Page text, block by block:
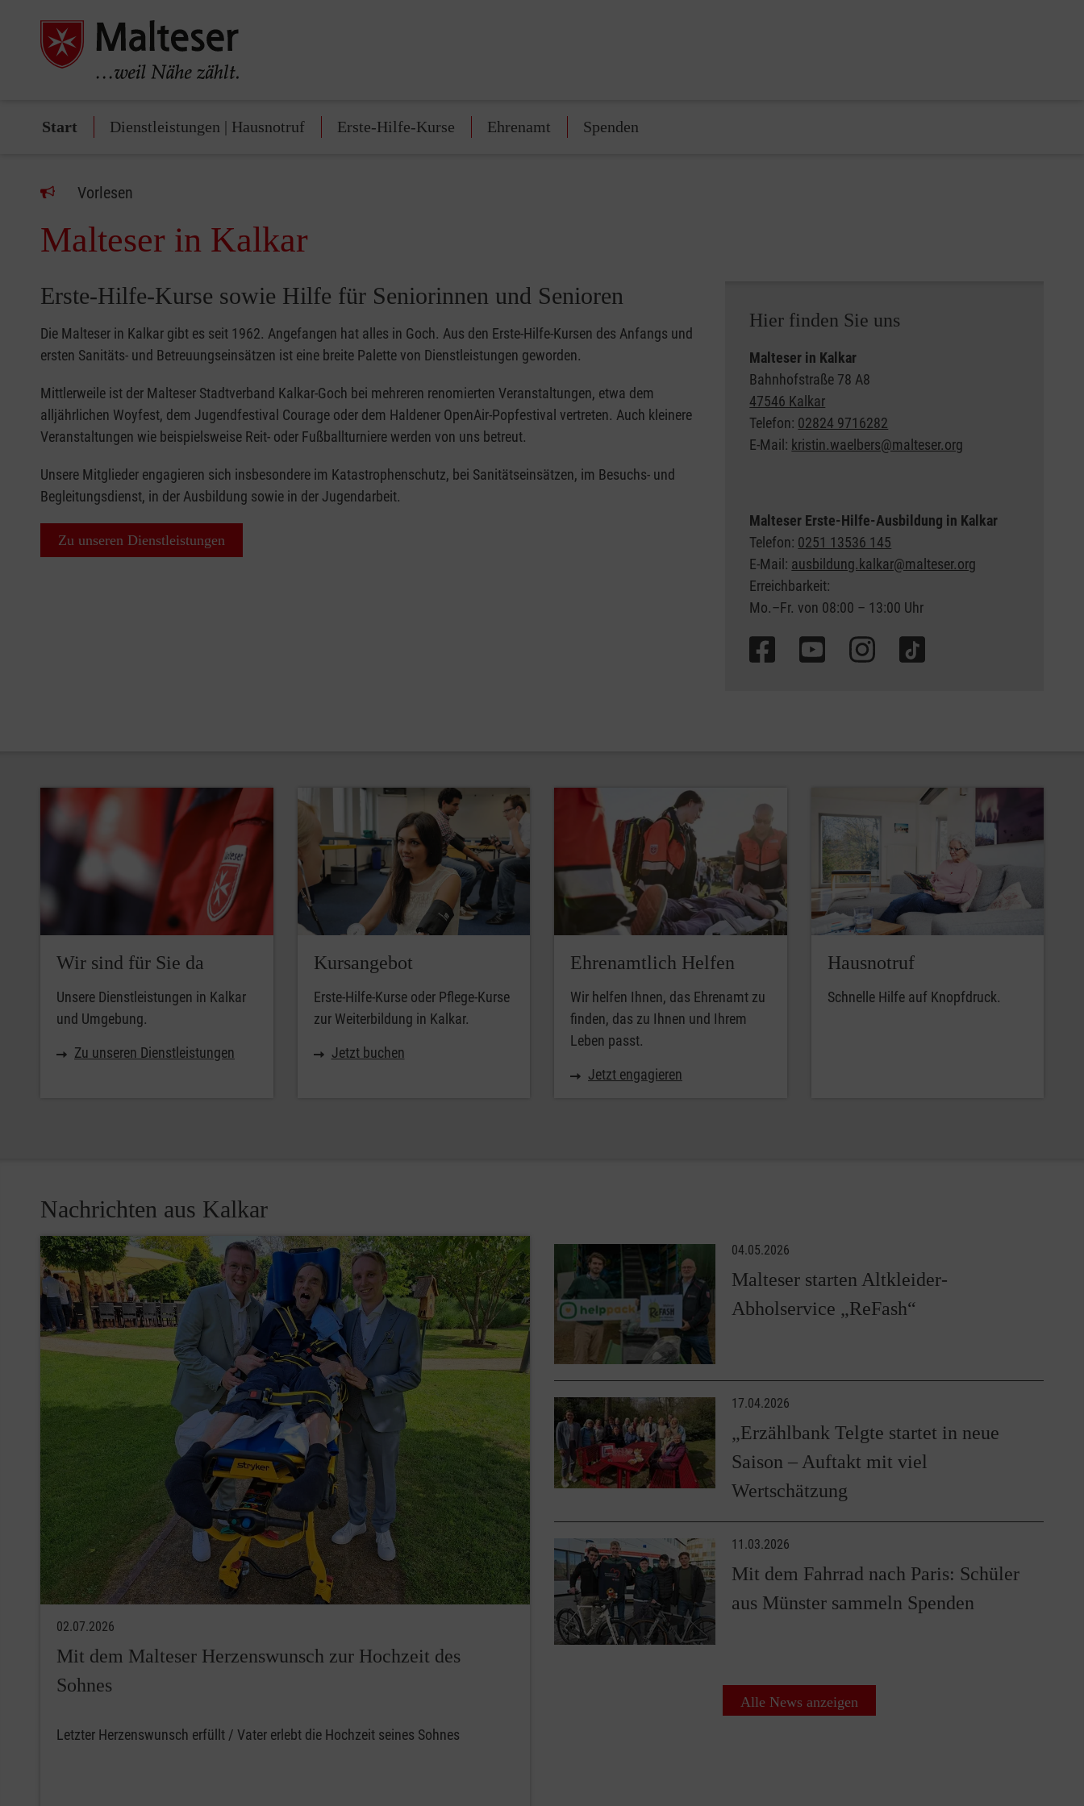
Start Dienstleistungen | Hausnotruf Erste-Hilfe-Kurse Ehrenamt Spenden
Vorlesen
Malteser in Kalkar
Erste-Hilfe-Kurse sowie Hilfe für Seniorinnen und Senioren
Die Malteser in Kalkar gibt es seit 1962. Angefangen hat alles in Goch. Aus den Erste-Hilfe-Kursen des Anfangs und
ersten Sanitäts- und Betreuungseinsätzen ist eine breite Palette von Dienstleistungen geworden.
Mittlerweile ist der Malteser Stadtverband Kalkar-Goch bei mehreren renomierten Veranstaltungen, etwa dem
alljährlichen Woyfest, dem Jugendfestival Courage oder dem Haldener OpenAir-Popfestival vertreten. Auch kleinere
Veranstaltungen wie beispielsweise Reit- oder Fußballturniere werden von uns betreut.
Unsere Mitglieder engagieren sich insbesondere im Katastrophenschutz, bei Sanitätseinsätzen, im Besuchs- und
Begleitungsdienst, in der Ausbildung sowie in der Jugendarbeit.
Zu unseren Dienstleistungen
Hier finden Sie uns
Malteser in Kalkar
Bahnhofstraße 78 A8
47546 Kalkar
Telefon: 02824 9716282
E-Mail: kristin.waelbers@malteser.org
Malteser Erste-Hilfe-Ausbildung in Kalkar
Telefon: 0251 13536 145
E-Mail: ausbildung.kalkar@malteser.org
Erreichbarkeit:
Mo.–Fr. von 08:00 – 13:00 Uhr
Wir sind für Sie da
Unsere Dienstleistungen in Kalkar
und Umgebung.
Zu unseren Dienstleistungen
Kursangebot
Erste-Hilfe-Kurse oder Pflege-Kurse
zur Weiterbildung in Kalkar.
Jetzt buchen
Ehrenamtlich Helfen
Wir helfen Ihnen, das Ehrenamt zu
finden, das zu Ihnen und Ihrem
Leben passt.
Jetzt engagieren
Hausnotruf
Schnelle Hilfe auf Knopfdruck.
Nachrichten aus Kalkar
02.07.2026
Mit dem Malteser Herzenswunsch zur Hochzeit des
Sohnes
Letzter Herzenswunsch erfüllt / Vater erlebt die Hochzeit seines Sohnes
04.05.2026
Malteser starten Altkleider-
Abholservice „ReFash“
17.04.2026
„Erzählbank Telgte startet in neue
Saison – Auftakt mit viel
Wertschätzung
11.03.2026
Mit dem Fahrrad nach Paris: Schüler
aus Münster sammeln Spenden
Alle News anzeigen